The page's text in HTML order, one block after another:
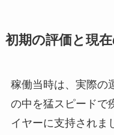
初期の評価と現
稼働当時は、実際の
の中を猛スピードで
イヤーに支持されま